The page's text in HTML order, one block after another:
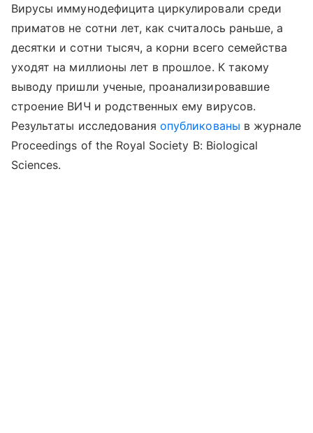
Вирусы иммунодефицита циркулировали среди
приматов не сотни лет, как считалось раньше, а
десятки и сотни тысяч, а корни всего семейства
уходят на миллионы лет в прошлое. К такому
выводу пришли ученые, проанализировавшие
строение ВИЧ и родственных ему вирусов.
Результаты исследованияопубликованы в журнале
Proceedings of the Royal Society B: Biological
Sciences.